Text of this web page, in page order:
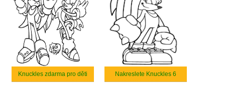
Knuckles zdarma pro děti Nakreslete Knuckles 6